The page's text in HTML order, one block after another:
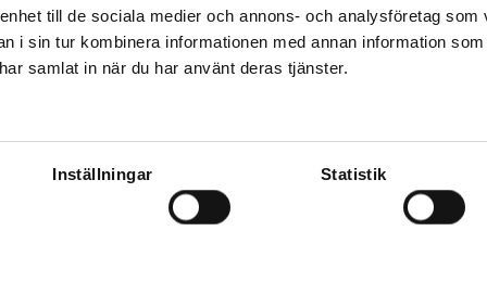
till de sociala medier och annons- och analysföretag som
i sin tur kombinera informationen med annan information
samlat in när du har använt deras tjänster.
Inställningar Statistik
älskar trav!
vi skapat en
Allmänna auktionsvillkor
Mobilvy
Travronden, Mile Media, Spelvärde, Jokersystemet,